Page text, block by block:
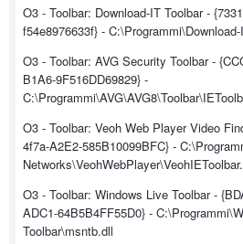
O3 - Toolbar: Download-IT Toolbar -
f54e8976633f} -
O3 - Toolbar: AVG Security Toolbar -
B1A6-9F516DD69829} -
O3 - Toolbar: Veoh Web Player Video
4f7a-A2E2-585B10099BFC} -
O3 - Toolbar: Windows Live Toolbar -
ADC1-64B5B4FF55D0} -
Toolbar\msntb.dll